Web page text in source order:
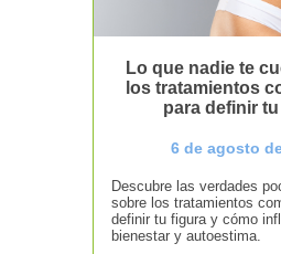
Lo que nadie te
los tratamientos
para definir
6 de agosto
Descubre las verdades
sobre los tratamientos
definir tu figura y cómo
bienestar y autoestima.